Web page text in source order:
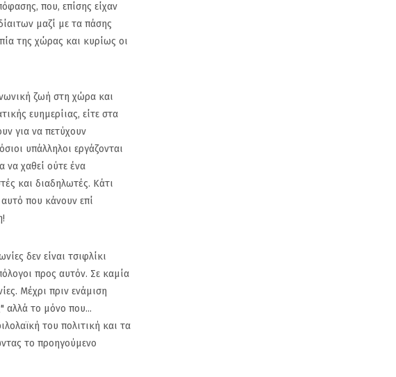
που, επίσης είχαν
μαζί με τα πάσης
της χώρας και κυρίως οι
ζωή στη χώρα και
ευημερίιας, είτε στα
για να πετύχουν
υπάλληλοι εργάζονται
να χαθεί ούτε ένα
και διαδηλωτές. Κάτι
που κάνουν επί
δεν είναι τσιφλίκι
προς αυτόν. Σε καμία
Μέχρι πριν ενάμιση
αλλά το μόνο που...
του πολιτική και τα
το προηγούμενο